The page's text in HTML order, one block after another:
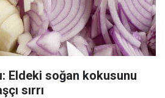
Eldeki soğan kokusunu
sırrı